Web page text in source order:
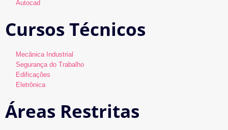
Autocad
Cursos Técnicos
Mecânica Industrial
Segurança do Trabalho
Edificações
Eletrônica
Áreas Restritas